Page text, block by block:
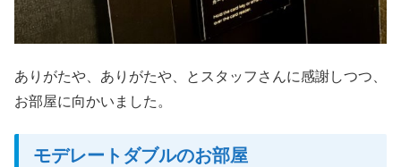
ありがたや、ありがたや、とスタッフさんに感謝しつつ、
お部屋に向かいました。
モデレートダブルのお部屋